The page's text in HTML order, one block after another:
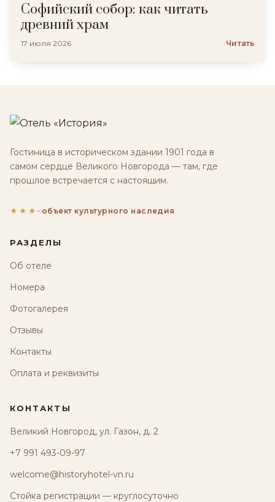
Софийский собор: как читать
древний храм
17 июля 2026 Читать
Гостиница в историческом здании 1901 года в
самом сердце Великого Новгорода — там, где
прошлое встречается с настоящим.
★★★ · объект культурного наследия
РАЗДЕЛЫ
Об отеле
Номера
Фотогалерея
Отзывы
Контакты
Оплата и реквизиты
КОНТАКТЫ
Великий Новгород, ул. Газон, д. 2
+7 991 493-09-97
welcome@historyhotel-vn.ru
Стойка регистрации — круглосуточно